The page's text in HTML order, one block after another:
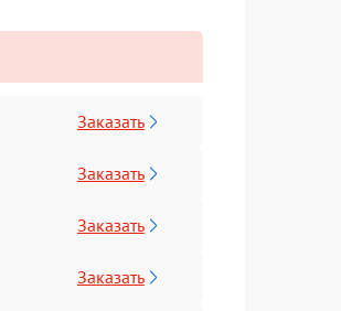
Заказать
Заказать
Заказать
Заказать